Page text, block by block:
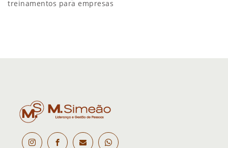
treinamentos para empresas